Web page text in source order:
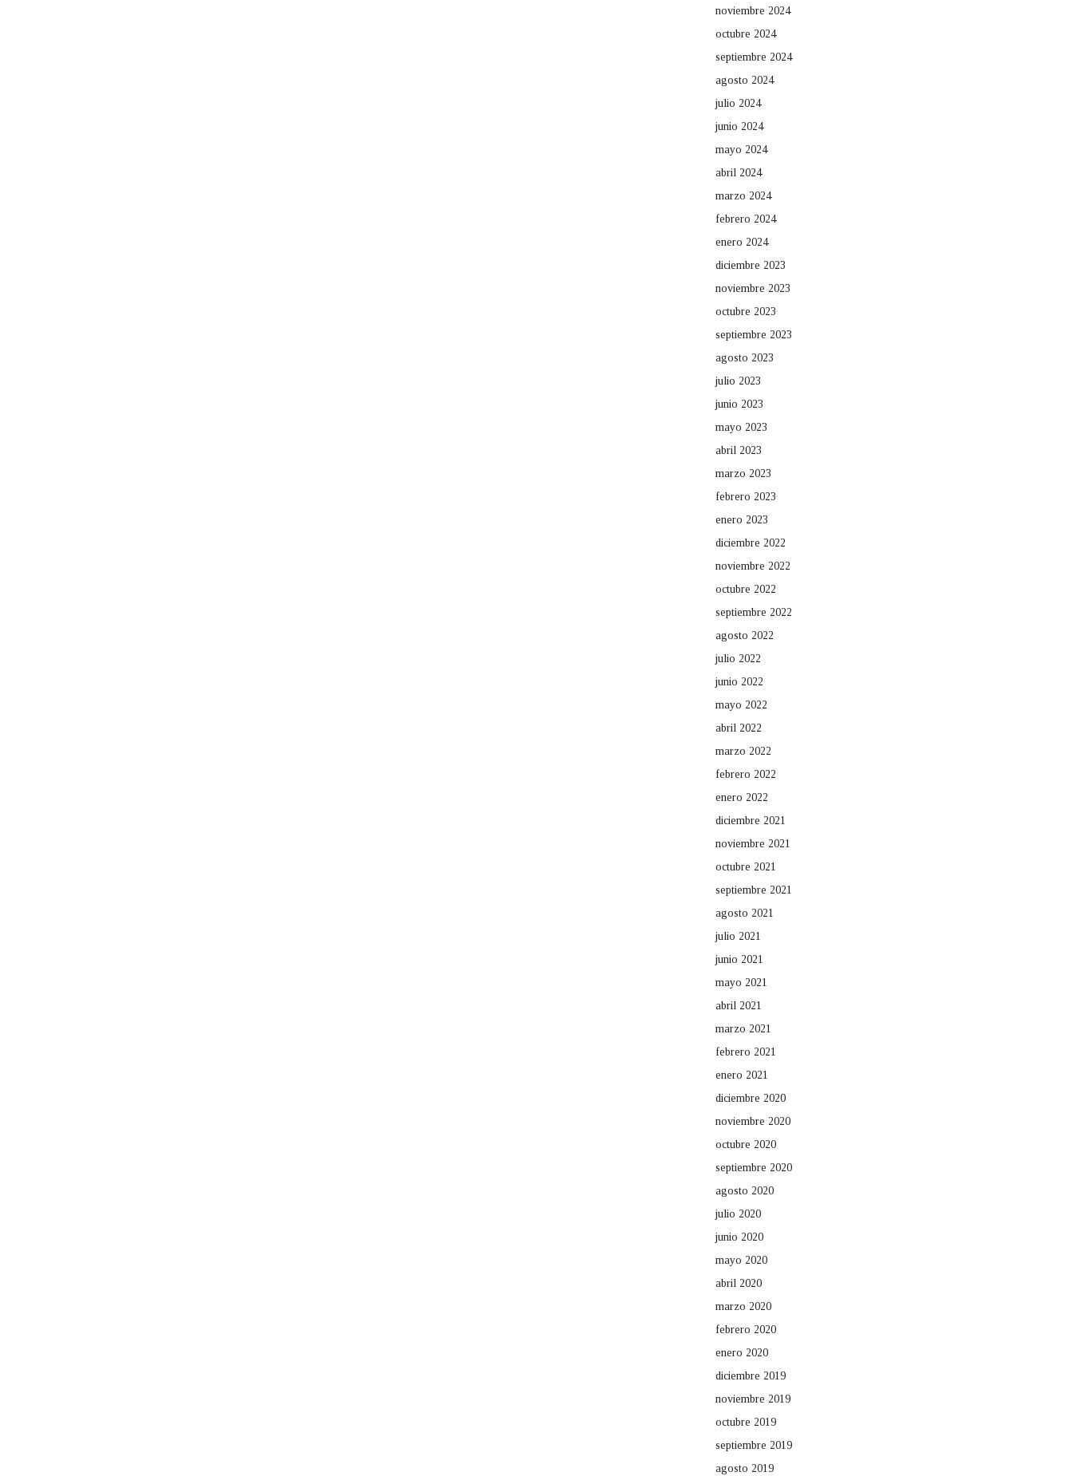
noviembre 2024
octubre 2024
septiembre 2024
agosto 2024
julio 2024
junio 2024
mayo 2024
abril 2024
marzo 2024
febrero 2024
enero 2024
diciembre 2023
noviembre 2023
octubre 2023
septiembre 2023
agosto 2023
julio 2023
junio 2023
mayo 2023
abril 2023
marzo 2023
febrero 2023
enero 2023
diciembre 2022
noviembre 2022
octubre 2022
septiembre 2022
agosto 2022
julio 2022
junio 2022
mayo 2022
abril 2022
marzo 2022
febrero 2022
enero 2022
diciembre 2021
noviembre 2021
octubre 2021
septiembre 2021
agosto 2021
julio 2021
junio 2021
mayo 2021
abril 2021
marzo 2021
febrero 2021
enero 2021
diciembre 2020
noviembre 2020
octubre 2020
septiembre 2020
agosto 2020
julio 2020
junio 2020
mayo 2020
abril 2020
marzo 2020
febrero 2020
enero 2020
diciembre 2019
noviembre 2019
octubre 2019
septiembre 2019
agosto 2019